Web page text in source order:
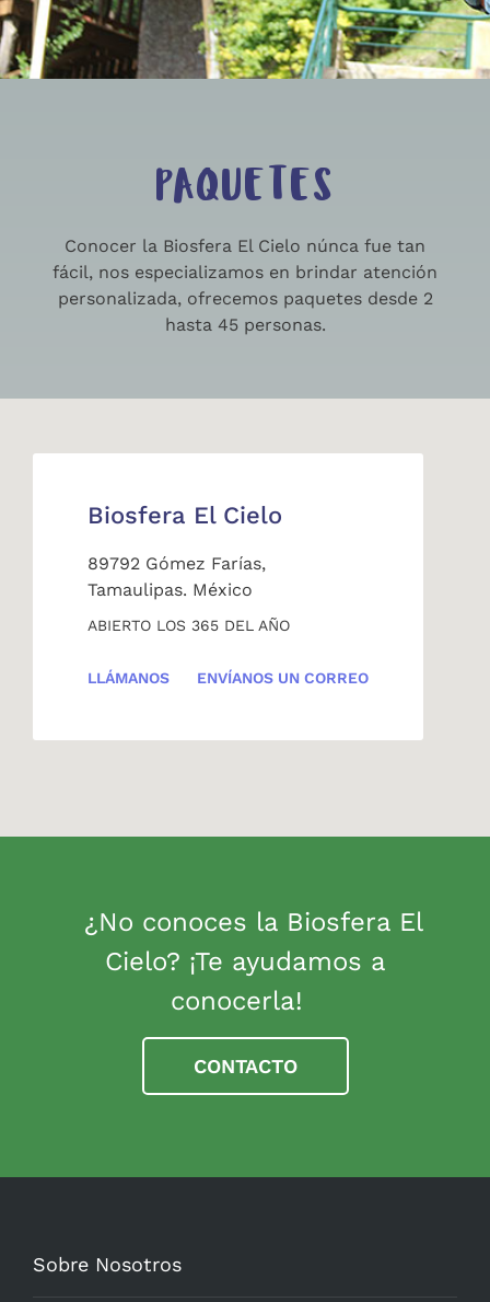
PAQUETES
Conocer la Biosfera El Cielo núnca fue tan
fácil, nos especializamos en brindar atención
personalizada, ofrecemos paquetes desde 2
hasta 45 personas.
Biosfera El Cielo
89792 Gómez Farías,
Tamaulipas. México
ABIERTO LOS 365 DEL AÑO
LLÁMANOS ENVÍANOS UN CORREO
¿No conoces la Biosfera El
Cielo? ¡Te ayudamos a
conocerla!
CONTACTO
Sobre Nosotros